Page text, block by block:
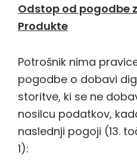
Odstop od pogodbe
Produkte
Potrošnik nima
pogodbe o dobavi
storitve, ki se ne
nosilcu podatkov,
naslednji pogoji (13.
1):